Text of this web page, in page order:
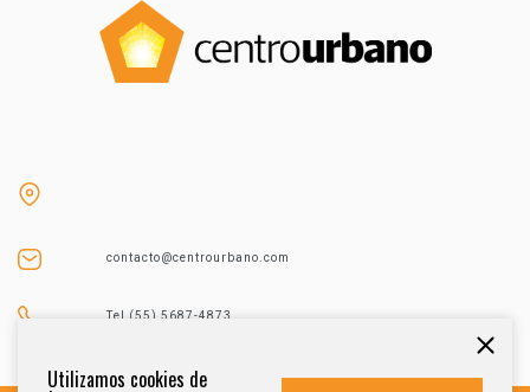
contacto@centrourbano.com
Tel (55) 5687-4873
Utilizamos cookies de